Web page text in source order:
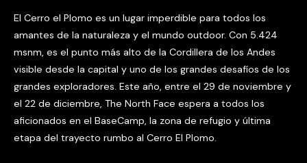
El Cerro el Plomo es un lugar imperdible para todos los
amantes de la naturaleza y el mundo outdoor. Con 5.424
msnm, es el punto más alto de la Cordillera de los Andes
visible desde la capital y uno de los grandes desafíos de los
grandes exploradores. Este año, entre el 29 de noviembre y
el 22 de diciembre, The North Face espera a todos los
aficionados en el BaseCamp, la zona de refugio y última
etapa del trayecto rumbo al Cerro El Plomo.